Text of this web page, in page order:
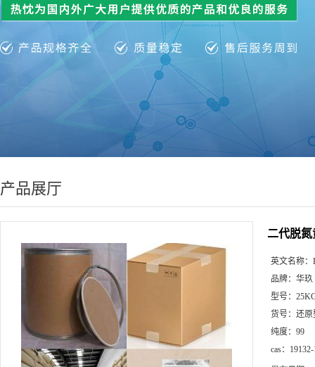
产品展厅
二代脱
英文名称：
品牌： 华玖
型号：
货号： 还原
纯度： 99
cas：